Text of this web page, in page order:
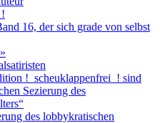
16, der sich grade von selbst
!_scheuklappenfrei_! sind
Sezierung des
des lobbykratischen